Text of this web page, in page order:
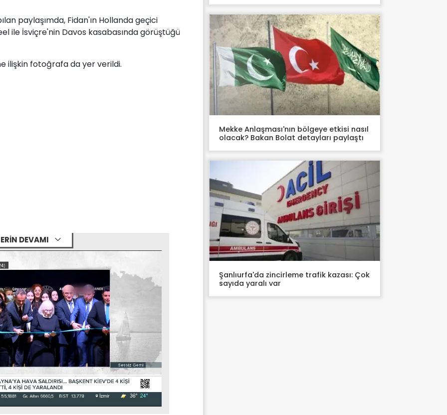
paylaşımda, Fidan'ın Hollanda geçici
ile İsviçre'nin Davos kasabasında görüştüğü
ilişkin fotoğrafa da yer verildi.
DEVAMI
Mekke Anlaşması'nın bölgeye etkisi nasıl
olacak? Bakan Bolat detayları paylaştı
Şanlıurfa'da zincirleme trafik kazası: Çok
sayıda yaralı var